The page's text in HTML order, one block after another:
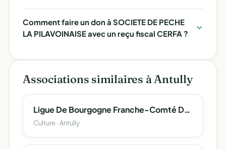
Comment faire un don à SOCIETE DE PECHE
LA PILAVOINAISE avec un reçu fiscal CERFA ?
Associations similaires à Antully
Ligue De Bourgogne Franche-Comté Des Échecs
Culture · Antully